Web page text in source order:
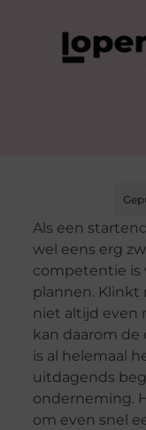
Als een
wel eens erg
competentie is
plannen. Klinkt
niet altijd even
kan daarom de
is al helemaal
uitdagends
onderneming.
om even snel